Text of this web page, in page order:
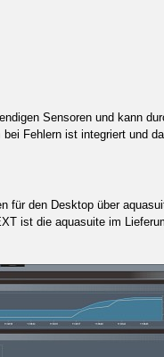
Sensoren und kann
Fehlern ist integriert und
für den Desktop über
ist die aquasuite im